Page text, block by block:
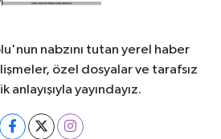
nabzını tutan yerel haber
özel dosyalar ve tarafsız
yayındayız.